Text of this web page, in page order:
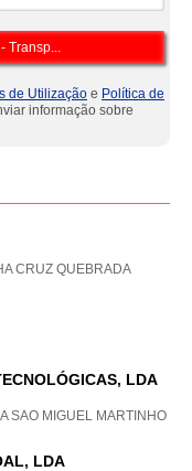
de Utilização e Política de
informação sobre
CRUZ QUEBRADA
LDA
SAO MIGUEL MARTINHO
LDA